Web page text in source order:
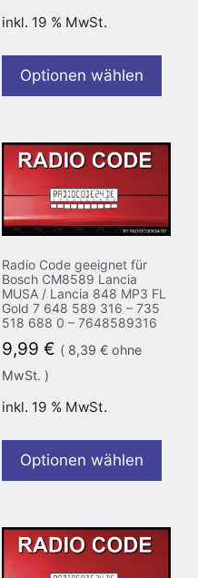
inkl. 19 % MwSt.
Optionen wählen
Radio Code geeignet für
Bosch CM8589 Lancia
MUSA / Lancia 848 MP3 FL
Gold 7 648 589 316 – 735
518 688 0 – 7648589316
9,99 € ( 8,39 €ohne
MwSt. )
inkl. 19 % MwSt.
Optionen wählen